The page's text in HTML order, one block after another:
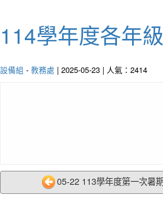
114學年度各年
設備組 - 教務處 | 2025-05-23 | 人氣：2414
05-22 113學年度第一次暑